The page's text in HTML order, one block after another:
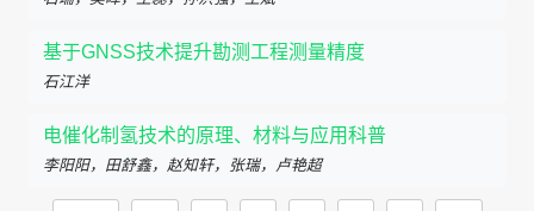
基于GNSS技术提升勘测工程测量精度
石江洋
电催化制氢技术的原理、材料与应用科普
李阳阳，田舒鑫，赵知轩，张瑞，卢艳超